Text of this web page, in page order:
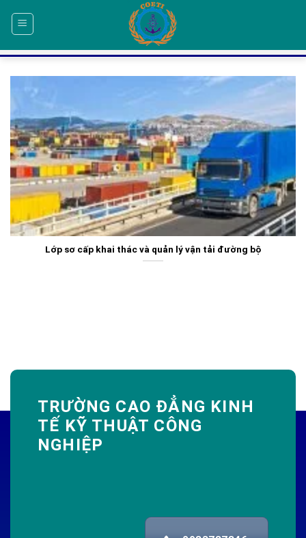
Lớp sơ cấp khai thác và quản lý vận tải đường bộ
TRƯỜNG CAO ĐẲNG KINH
TẾ KỸ THUẬT CÔNG
NGHIỆP